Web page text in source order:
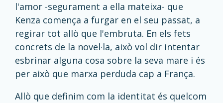
l'amor -segurament a ella mateixa- que
Kenza comença a furgar en el seu passat, a
regirar tot allò que l'embruta. En els fets
concrets de la novel·la, això vol dir intentar
esbrinar alguna cosa sobre la seva mare i és
per això que marxa perduda cap a França.
Allò que definim com la identitat és quelcom